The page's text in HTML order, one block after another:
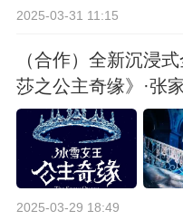
2025-03-31 11:15
（合作）全新沉浸
莎之公主奇缘》·张
2025-03-29 18:49